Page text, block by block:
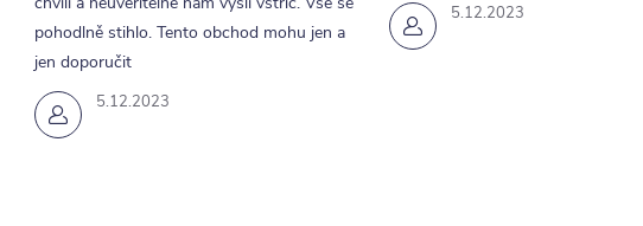
5.12.2023
pohodlně stihlo. Tento obchod mohu jen a
jen doporučit
5.12.2023